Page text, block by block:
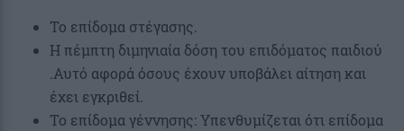
Το επίδομα στέγασης.
Η πέμπτη διμηνιαία δόση του επιδόματος παιδιού
.Αυτό αφορά όσους έχουν υποβάλει αίτηση και
έχει εγκριθεί.
Το επίδομα γέννησης: Υπενθυμίζεται ότι επίδομα